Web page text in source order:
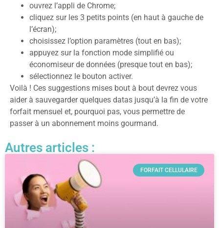
ouvrez l’appli de Chrome;
cliquez sur les 3 petits points (en haut à gauche de
l’écran);
choisissez l’option paramètres (tout en bas);
appuyez sur la fonction mode simplifié ou
économiseur de données (presque tout en bas);
sélectionnez le bouton activer.
Voilà ! Ces suggestions mises bout à bout devrez vous
aider à sauvegarder quelques datas jusqu’à la fin de votre
forfait mensuel et, pourquoi pas, vous permettre de
passer à un abonnement moins gourmand.
Autres articles :
FORFAIT CELLULAIRE